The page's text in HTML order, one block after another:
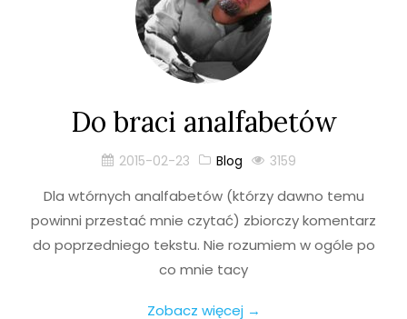
Do braci analfabetów
2015-02-23 Blog 3159
Dla wtórnych analfabetów (którzy dawno temu
powinni przestać mnie czytać) zbiorczy komentarz
do poprzedniego tekstu. Nie rozumiem w ogóle po
co mnie tacy
Zobacz więcej →